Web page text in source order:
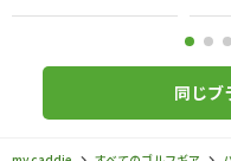
同じブ